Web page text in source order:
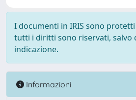
I documenti in IRIS sono
tutti i diritti sono riservati, salvo
indicazione.
Informazioni